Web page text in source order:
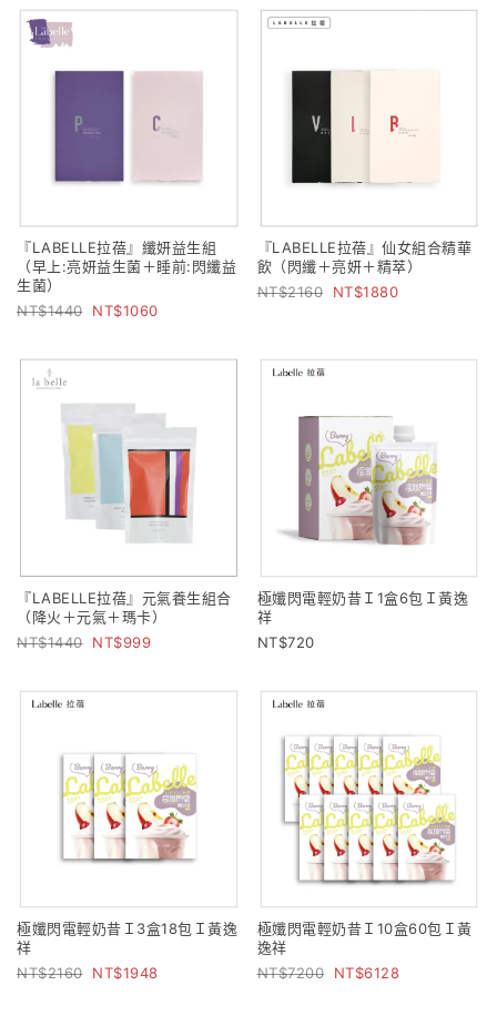
『LABELLE拉蓓』纖妍益生組
（早上:亮妍益生菌＋睡前:閃纖益
生菌）
1440
1060
『LABELLE拉蓓』仙女組合精華
飲（閃纖＋亮妍＋精萃）
2160
1880
『LABELLE拉蓓』元氣養生組合
（降火＋元氣＋瑪卡）
1440
999
極孅閃電輕奶昔Ｉ1盒6包Ｉ黃逸
祥
720
極孅閃電輕奶昔Ｉ3盒18包Ｉ黃逸
祥
2160
1948
極孅閃電輕奶昔Ｉ10盒60包Ｉ黃
逸祥
7200
6128